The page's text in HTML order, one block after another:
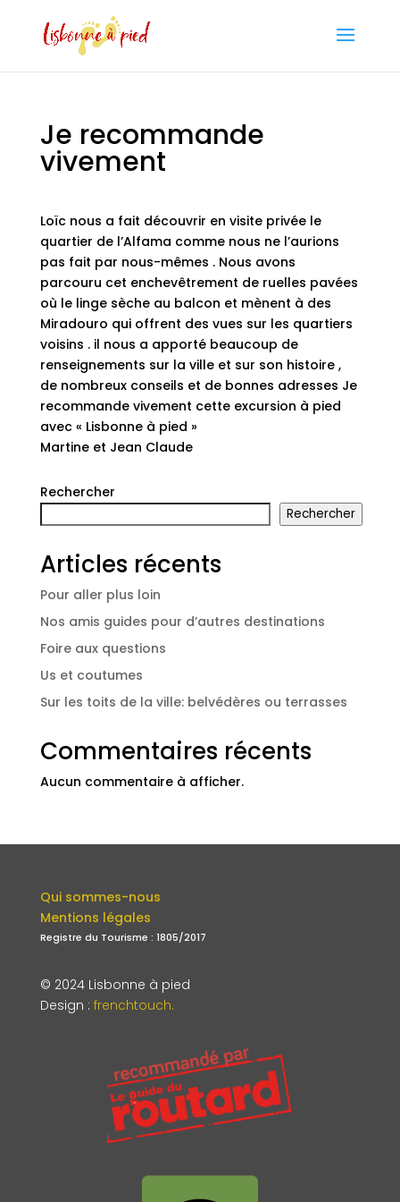
Je recommande
vivement
Loïc nous a fait découvrir en visite privée le
quartier de l’Alfama comme nous ne l’aurions
pas fait par nous-mêmes . Nous avons
parcouru cet enchevêtrement de ruelles pavées
où le linge sèche au balcon et mènent à des
Miradouro qui offrent des vues sur les quartiers
voisins . il nous a apporté beaucoup de
renseignements sur la ville et sur son histoire ,
de nombreux conseils et de bonnes adresses Je
recommande vivement cette excursion à pied
avec « Lisbonne à pied »
Martine et Jean Claude
Rechercher
Rechercher
Articles récents
Pour aller plus loin
Nos amis guides pour d’autres destinations
Foire aux questions
Us et coutumes
Sur les toits de la ville: belvédères ou terrasses
Commentaires récents
Aucun commentaire à afficher.
Qui sommes-nous
Mentions légales
Registre du Tourisme : 1805/2017
© 2024 Lisbonne à pied
Design : frenchtouch.